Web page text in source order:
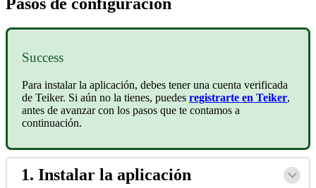
Pasos de configuración
Success
Para instalar la aplicación, debes tener una cuenta verificada
de Teiker. Si aún no la tienes, puedes registrarte en Teiker,
antes de avanzar con los pasos que te contamos a
continuación.
1. Instalar la aplicación